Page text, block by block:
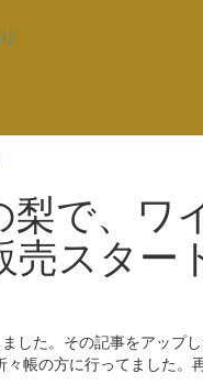
で、ワ
売スター
した。その記事をアップ
帳の方に行ってました。